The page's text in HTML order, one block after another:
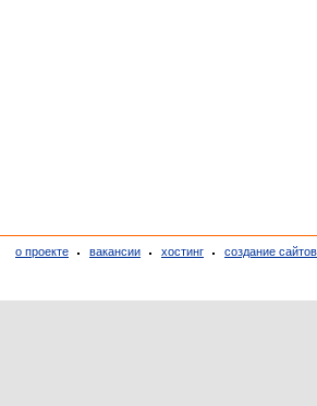
о проекте вакансии хостинг создание сайтов